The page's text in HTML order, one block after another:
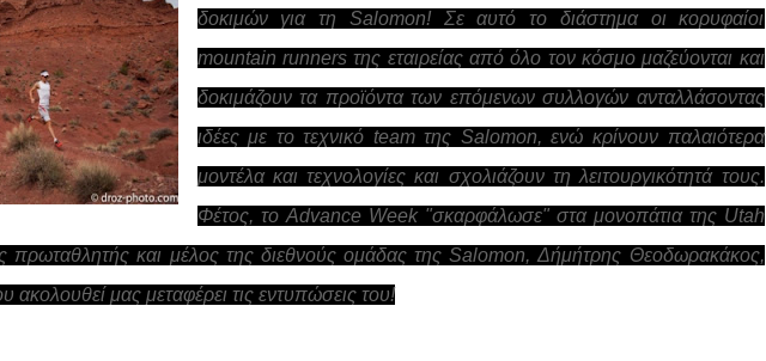
δοκιμών για τη Salomon! Σε αυτό το διάστημα οι κορυφαίοι
mountain runners της εταιρείας από όλο τον κόσμο μαζεύονται και
δοκιμάζουν τα προϊόντα των επόμενων συλλογών ανταλλάσοντας
ιδέες με το τεχνικό team της Salomon, ενώ κρίνουν παλαιότερα
μοντέλα και τεχνολογίες και σχολιάζουν τη λειτουργικότητά τους.
Φέτος, το Advance Week "σκαρφάλωσε" στα μονοπάτια της Utah
και μέλος της διεθνούς ομάδας της Salomon, Δήμήτρης Θεοδωρακάκος,
ακολουθεί μας μεταφέρει τις εντυπώσεις του!